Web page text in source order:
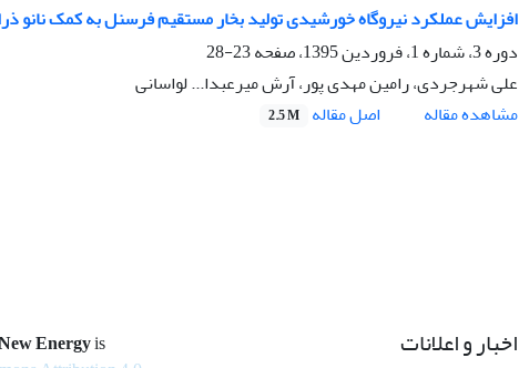
افزایش عملکرد نیروگاه خورشیدی تولید بخار مستقیم فرسنل به کمک نانو
دوره 3، شماره 1، فروردین 1395، صفحه
23-28
علی شهرجردی، رامین مهدی پور، آرش میرعبدا... لواسانی
مشاهده مقاله
اصل مقاله 2.5 M
اخبار و اعلانات Energyis